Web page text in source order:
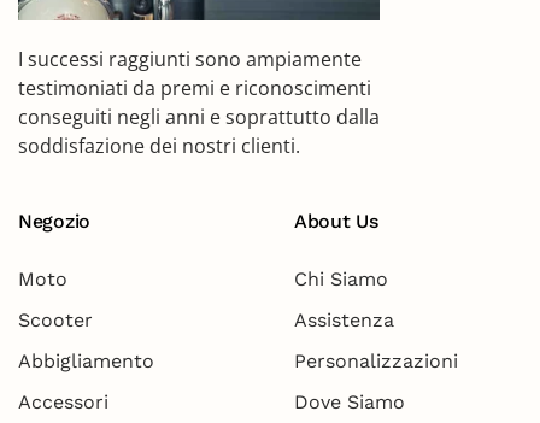
I successi raggiunti sono ampiamente
testimoniati da premi e riconoscimenti
conseguiti negli anni e soprattutto dalla
soddisfazione dei nostri clienti.
Negozio
Moto
Scooter
Abbigliamento
Accessori
About Us
Chi Siamo
Assistenza
Personalizzazioni
Dove Siamo